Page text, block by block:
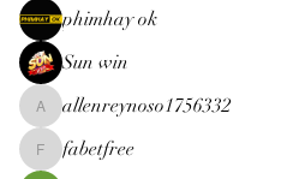
phimhay ok
Sun win
allenreynoso1756332
allenreynoso1756332
fabetfree
fabetfree